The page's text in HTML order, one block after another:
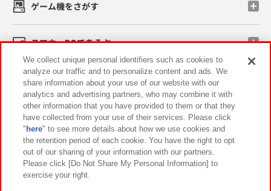
ゲーム機をさがす
スマホ・PCであそぶ
イベント・キャンペーン
関連会社 サステナビリティ サイトポリシー
プライバシーポリシー ウェブアクセシビリティ方針と検証結果
お取引先さまとともに
We collect unique personal identifiers such as cookies to
analyze our traffic and to personalize content and ads. We
share information about your use of our website with our
analytics and advertising partners, who may combine it with
other information that you have provided to them or that they
have collected from your use of their services. Please click
" here" to see more details about how we use cookies and
the retention period of each cookie. You have the right to opt
out of our sharing of your information with our partners.
Please click [Do Not Share My Personal Information] to
exercise your right.